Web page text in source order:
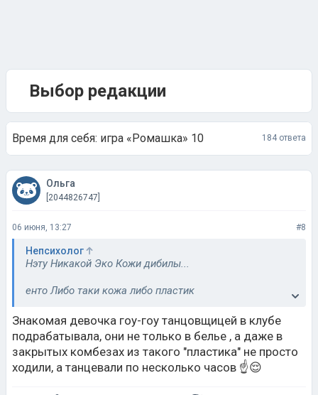
Выбор редакции
Время для себя: игра «Ромашка» 10 184 ответа
Ольга
[2044826747]
06 июня, 13:27 #8
Непсихолог
Нэту Никакой Эко Кожи дибилы...
енто Либо таки кожа либо пластик
дибилы канешн таки выберут пластик в + 25 ходить,
чо!
Знакомая девочка гоу-гоу танцовщицей в клубе
подрабатывала, они не только в белье , а даже в
закрытых комбезах из такого "пластика" не просто
ходили, а танцевали по несколько часов ☝️😌